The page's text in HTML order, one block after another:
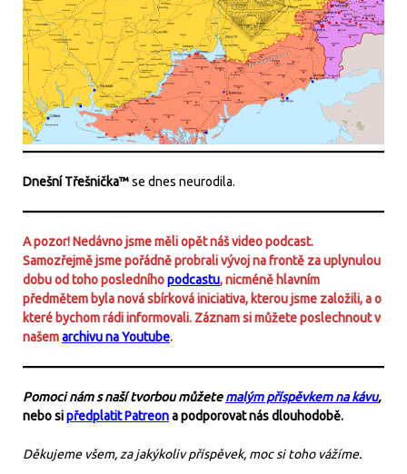
Dnešní Třešnička™se dnes neurodila.
A pozor! Nedávno jsme měli opět náš video podcast.
Samozřejmě jsme pořádně probrali vývoj na frontě za uplynulou
dobu od toho posledníhopodcastu, nicméně hlavním
předmětem byla nová sbírková iniciativa, kterou jsme založili, a o
které bychom rádi informovali. Záznam si můžete poslechnout v
našemarchivu na Youtube.
Pomoci nám s naší tvorbou můžetemalým příspěvkem na kávu,
nebo sipředplatit Patreona podporovat nás dlouhodobě.
Děkujeme všem, za jakýkoliv příspěvek, moc si toho vážíme.